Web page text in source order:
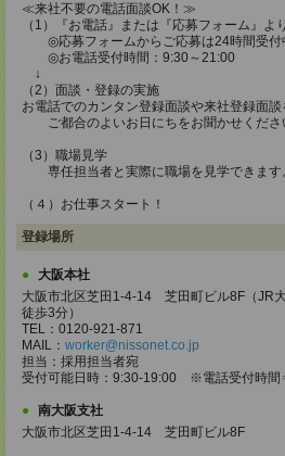
≪来社不要の電話面談OK！≫
（1）『お電話』または『応募フォーム』よ
◎応募フォームからご応募は24時間受付
◎お電話受付時間：9:30～21:00
↓
（2）面談・登録の実施
お電話でのカンタン登録面談や来社登録面談
ご都合のよいお日にちをお聞かせくださ
（3）職場見学
専任担当者と実際に職場を見学できます
（４）お仕事スタート！
登録場所
大阪本社
大阪市北区芝田1-4-14 芝田町ビル8F（JR
徒歩3分）
TEL：0120-921-871
MAIL： worker@nissonet.co.jp
担当：採用担当者宛
受付可能日時：9:30-19:00 ※電話受付時
南大阪支社
大阪市北区芝田1-4-14 芝田町ビル8F